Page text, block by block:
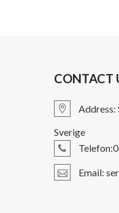
CONTACT
Address:
Sverige
Email: